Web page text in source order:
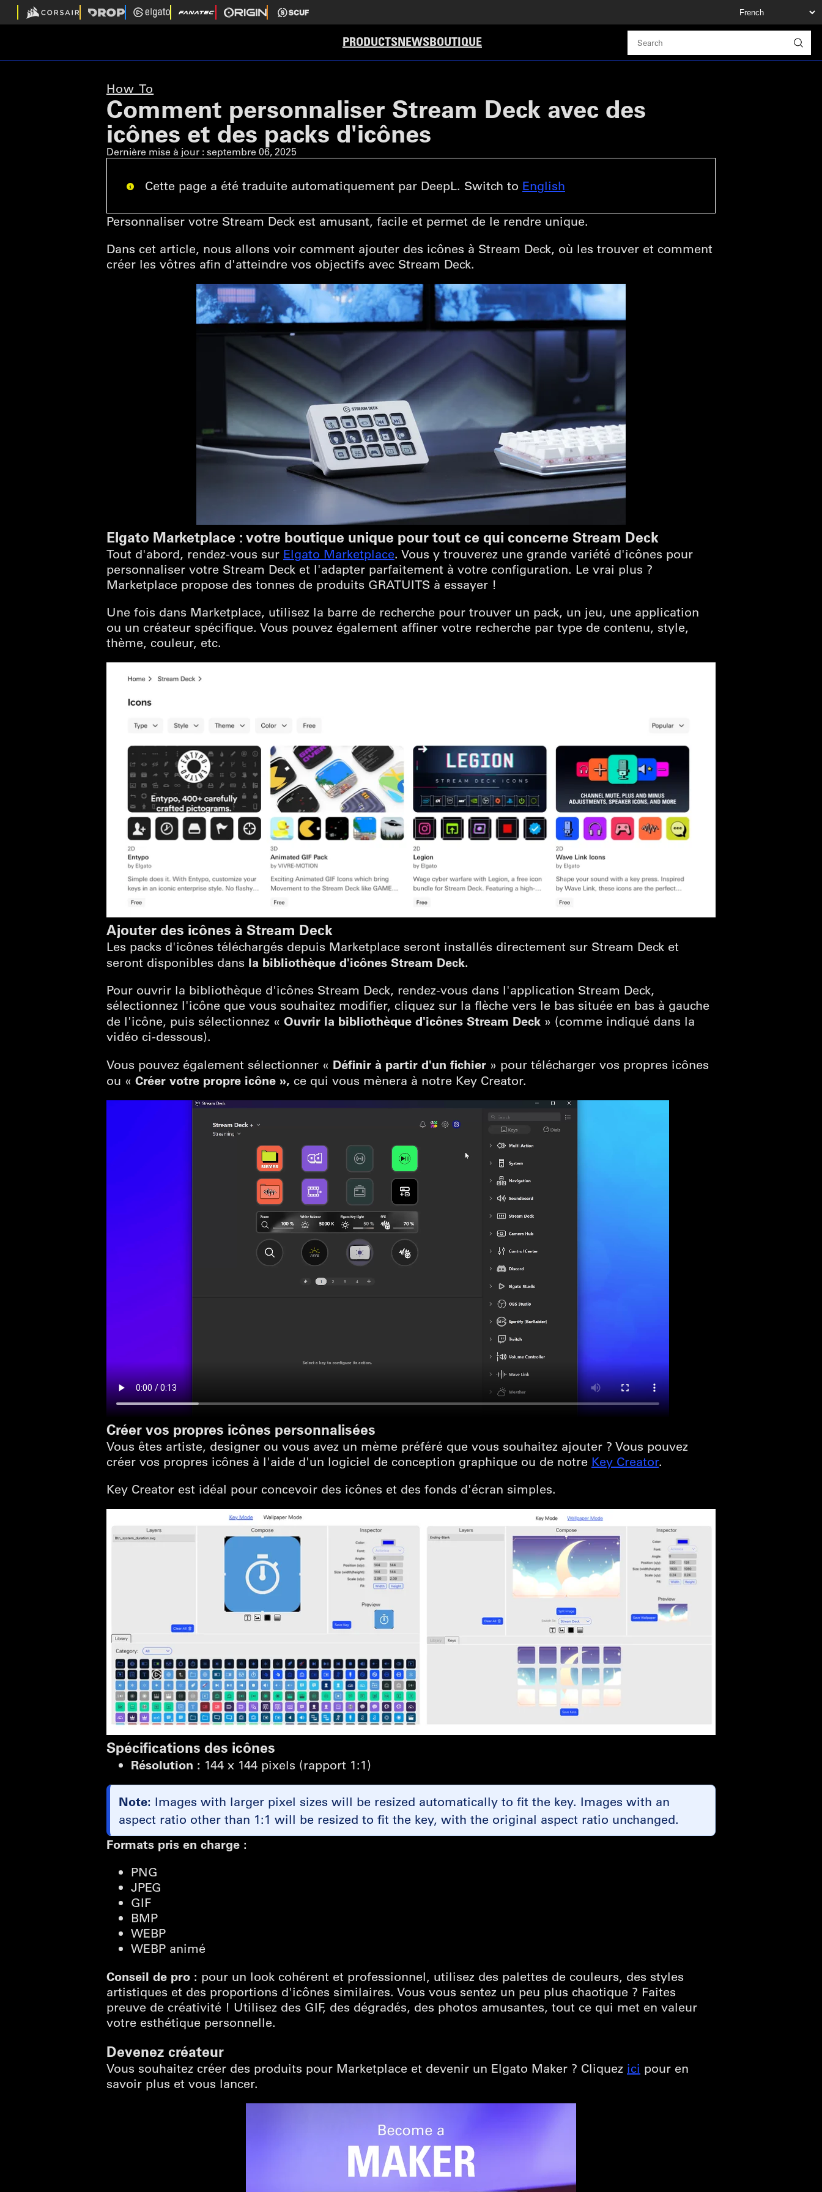
PRODUCTSNEWSBOUTIQUE
How To
Comment personnaliser Stream Deck avec des
icônes et des packs d'icônes
Dernière mise à jour :septembre 06, 2025
Cette page a été traduite automatiquement par DeepL. Switch to English
Personnaliser votre Stream Deck est amusant, facile et permet de le rendre unique.
Dans cet article, nous allons voir comment ajouter des icônes à Stream Deck, où les trouver et comment
créer les vôtres afin d'atteindre vos objectifs avec Stream Deck.
Elgato Marketplace : votre boutique unique pour tout ce qui concerne Stream Deck
Tout d'abord, rendez-vous sur Elgato Marketplace. Vous y trouverez une grande variété d'icônes pour
personnaliser votre Stream Deck et l'adapter parfaitement à votre configuration. Le vrai plus ?
Marketplace propose des tonnes de produits GRATUITS à essayer !
Une fois dans Marketplace, utilisez la barre de recherche pour trouver un pack, un jeu, une application
ou un créateur spécifique. Vous pouvez également affiner votre recherche par type de contenu, style,
thème, couleur, etc.
Ajouter des icônes à Stream Deck
Les packs d'icônes téléchargés depuis Marketplace seront installés directement sur Stream Deck et
seront disponibles dans la bibliothèque d'icônes Stream Deck.
Pour ouvrir la bibliothèque d'icônes Stream Deck, rendez-vous dans l'application Stream Deck,
sélectionnez l'icône que vous souhaitez modifier, cliquez sur la flèche vers le bas située en bas à gauche
de l'icône, puis sélectionnez « Ouvrir la bibliothèque d'icônes Stream Deck » (comme indiqué dans la
vidéo ci-dessous).
Vous pouvez également sélectionner « Définir à partir d'un fichier » pour télécharger vos propres icônes
ou « Créer votre propre icône », ce qui vous mènera à notre Key Creator.
Créer vos propres icônes personnalisées
Vous êtes artiste, designer ou vous avez un mème préféré que vous souhaitez ajouter ? Vous pouvez
créer vos propres icônes à l'aide d'un logiciel de conception graphique ou de notre Key Creator.
Key Creator est idéal pour concevoir des icônes et des fonds d'écran simples.
Spécifications des icônes
Résolution : 144 x 144 pixels (rapport 1:1)
Note: Images with larger pixel sizes will be resized automatically to fit the key. Images with an
aspect ratio other than 1:1 will be resized to fit the key, with the original aspect ratio unchanged.
Formats pris en charge :
PNG
JPEG
GIF
BMP
WEBP
WEBP animé
Conseil de pro : pour un look cohérent et professionnel, utilisez des palettes de couleurs, des styles
artistiques et des proportions d'icônes similaires. Vous vous sentez un peu plus chaotique ? Faites
preuve de créativité ! Utilisez des GIF, des dégradés, des photos amusantes, tout ce qui met en valeur
votre esthétique personnelle.
Devenez créateur
Vous souhaitez créer des produits pour Marketplace et devenir un Elgato Maker ? Cliquez ici pour en
savoir plus et vous lancer.